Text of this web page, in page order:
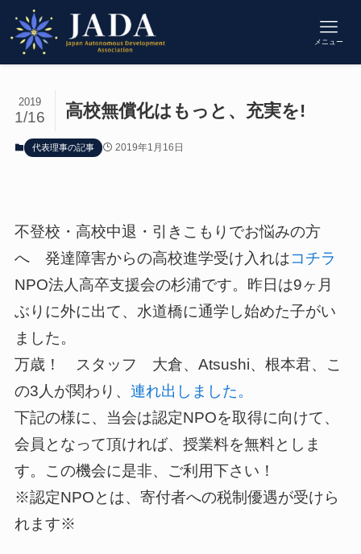
メニュー
高校無償化はもっと、充実を!
2019
1/16
代表理事の記事 2019年1月16日
不登校・高校中退・引きこもりでお悩みの方
へ 発達障害からの高校進学受け入れはコチラ
NPO法人高卒支援会の杉浦です。昨日は9ヶ月
ぶりに外に出て、水道橋に通学し始めた子がい
ました。
万歳！ スタッフ 大倉、Atsushi、根本君、こ
の3人が関わり、 連れ出しました。
下記の様に、当会は認定NPOを取得に向けて、
会員となって頂ければ、授業料を無料としま
す。この機会に是非、ご利用下さい！
※認定NPOとは、寄付者への税制優遇が受けら
れます※